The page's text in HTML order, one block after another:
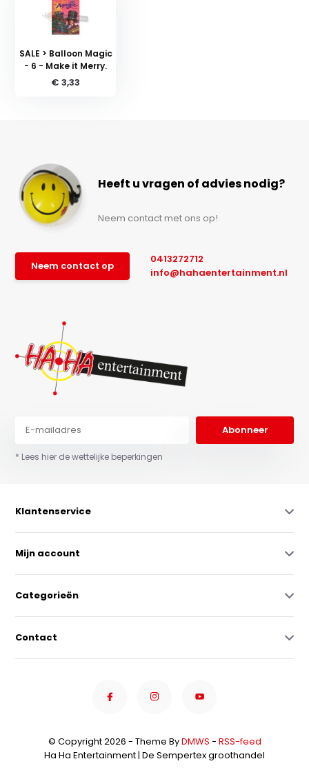
SALE > Balloon Magic
- 6 - Make it Merry.
€ 3,33
Heeft u vragen of advies nodig?
Neem contact met ons op!
Neem contact op
0413272712
info@hahaentertainment.nl
Abonneer
* Lees hier de wettelijke beperkingen
Klantenservice
Mijn account
Categorieën
Contact
© Copyright 2026 - Theme ByDMWS - RSS-feed
Ha Ha Entertainment | De Sempertex groothandel